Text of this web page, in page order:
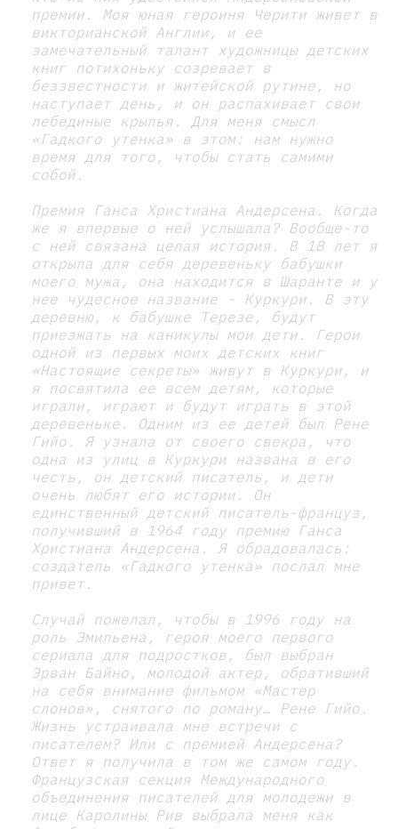
премии. Моя юная героиня Черити живет в
викторианской Англии, и ее
замечательный талант художницы детских
книг потихоньку созревает в
беззвестности и житейской рутине, но
наступает день, и он распахивает свои
лебединые крылья. Для меня смысл
«Гадкого утенка» в этом: нам нужно
время для того, чтобы стать самими
собой.
Премия Ганса Христиана Андерсена. Когда
же я впервые о ней услышала? Вообще-то
с ней связана целая история. В 18 лет я
открыла для себя деревеньку бабушки
моего мужа, она находится в Шаранте и у
нее чудесное название - Куркури. В эту
деревню, к бабушке Терезе, будут
приезжать на каникулы мои дети. Герои
одной из первых моих детских книг
«Настоящие секреты» живут в Куркури, и
я посвятила ее всем детям, которые
играли, играют и будут играть в этой
деревеньке. Одним из ее детей был Рене
Гийо. Я узнала от своего свекра, что
одна из улиц в Куркури названа в его
честь, он детский писатель, и дети
очень любят его истории. Он
единственный детский писатель-француз,
получивший в 1964 году премию Ганса
Христиана Андерсена. Я обрадовалась:
создатель «Гадкого утенка» послал мне
привет.
Случай пожелал, чтобы в 1996 году на
роль Эмильена, героя моего первого
сериала для подростков, был выбран
Эрван Байно, молодой актер, обративший
на себя внимание фильмом «Мастер
слонов», снятого по роману… Рене Гийо.
Жизнь устраивала мне встречи с
писателем? Или с премией Андерсена?
Ответ я получила в том же самом году.
Французская секция Международного
объединения писателей для молодежи в
лице Каролины Рив выбрала меня как